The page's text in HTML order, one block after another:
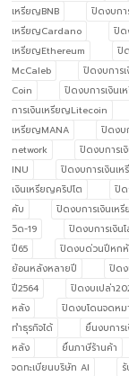
เหรียญBNB
ปิดงบกา
เหรียญCardano
ปิด
เหรียญEthereum
ปิ
McCaleb
ปิดงบการ
Coin
ปิดงบการเงินเ
การเงินเหรียญLitecoin
เหรียญMANA
ปิดงบ
network
ปิดงบการเ
INU
ปิดงบการเงินเห
เงินเหรียญคริปโต
ปิด
คับ
ปิดงบการเงินเหรี
วิด-19
ปิดงบการเงิน
ปี65
ปิดงบด่วนปีหกห้
ย้อนหลังหลายปี
ปิด
ปี2564
ปิดงบเปล่า
หลัง
ปิดงบโดนจดหม
ทำธุรกิจได้
ยื่นงบการ
หลัง
ยื่นภาษีร้านค้า
จดทะเบียนบริษัท AI